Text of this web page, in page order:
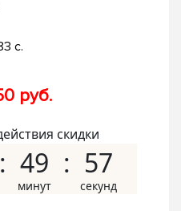
с.
руб.
скидки
49 57